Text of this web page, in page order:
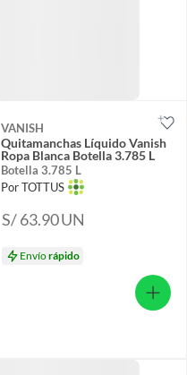
VANISH
Quitamanchas Líquido Vanish
Ropa Blanca Botella 3.785 L
Botella 3.785 L
Por TOTTUS
S/ 63.90UN
Envíorápido